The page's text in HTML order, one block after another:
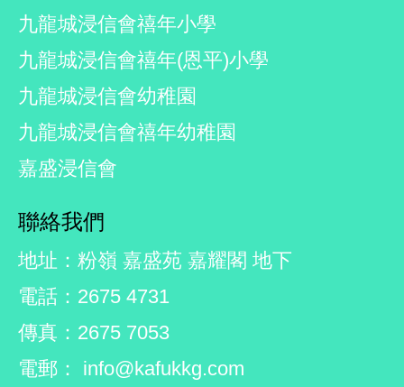
九龍城浸信會禧年小學
九龍城浸信會禧年(恩平)小學
九龍城浸信會幼稚園
九龍城浸信會禧年幼稚園
嘉盛浸信會
聯絡我們
地址：粉嶺 嘉盛苑 嘉耀閣 地下
電話：2675 4731
傳真：2675 7053
電郵： info@kafukkg.com